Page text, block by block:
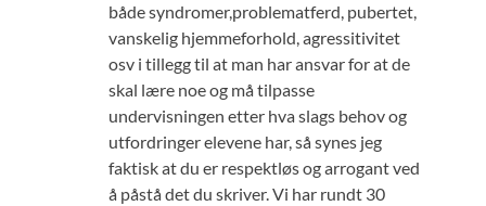
både syndromer,problematferd, pubertet,
vanskelig hjemmeforhold, agressitivitet
osv i tillegg til at man har ansvar for at de
skal lære noe og må tilpasse
undervisningen etter hva slags behov og
utfordringer elevene har, så synes jeg
faktisk at du er respektløs og arrogant ved
å påstå det du skriver. Vi har rundt 30